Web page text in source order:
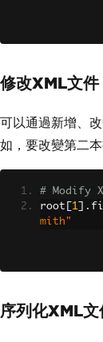
修改XML文件
可以通過新增、
如，要改變第二本
# Modify
root
1 ].
mith"
序列化XML文